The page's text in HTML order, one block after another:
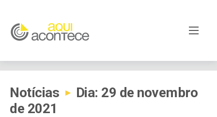
Notícias ▸
Dia: 29 de novembro
de 2021